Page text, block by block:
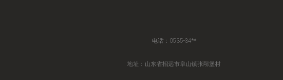
电话：0535-34**
地址：山东省招远市阜山镇张邴堡村